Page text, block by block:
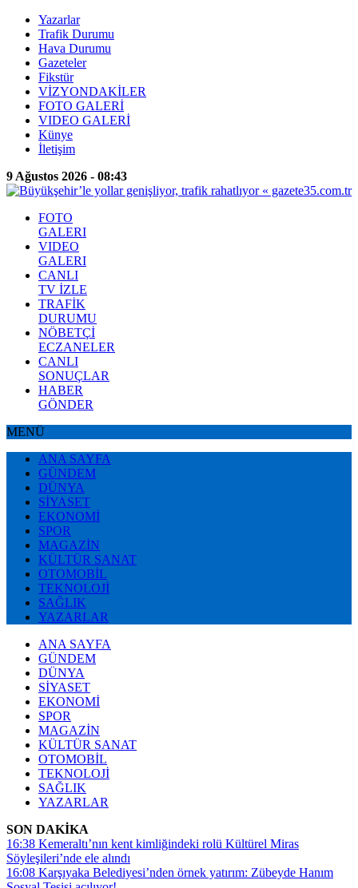
Yazarlar
Trafik Durumu
Hava Durumu
Gazeteler
Fikstür
VİZYONDAKİLER
FOTO GALERİ
VIDEO GALERİ
Künye
İletişim
9 Ağustos 2026 - 08:43
FOTO
GALERI
VIDEO
GALERI
CANLI
TV İZLE
TRAFİK
DURUMU
NÖBETÇİ
ECZANELER
CANLI
SONUÇLAR
HABER
GÖNDER
MENÜ
ANA SAYFA
GÜNDEM
DÜNYA
SİYASET
EKONOMİ
SPOR
MAGAZİN
KÜLTÜR SANAT
OTOMOBİL
TEKNOLOJİ
SAĞLIK
YAZARLAR
ANA SAYFA
GÜNDEM
DÜNYA
SİYASET
EKONOMİ
SPOR
MAGAZİN
KÜLTÜR SANAT
OTOMOBİL
TEKNOLOJİ
SAĞLIK
YAZARLAR
SON DAKİKA
16:38 Kemeraltı’nın kent kimliğindeki rolü Kültürel Miras
Söyleşileri’nde ele alındı
16:08 Karşıyaka Belediyesi’nden örnek yatırım: Zübeyde Hanım